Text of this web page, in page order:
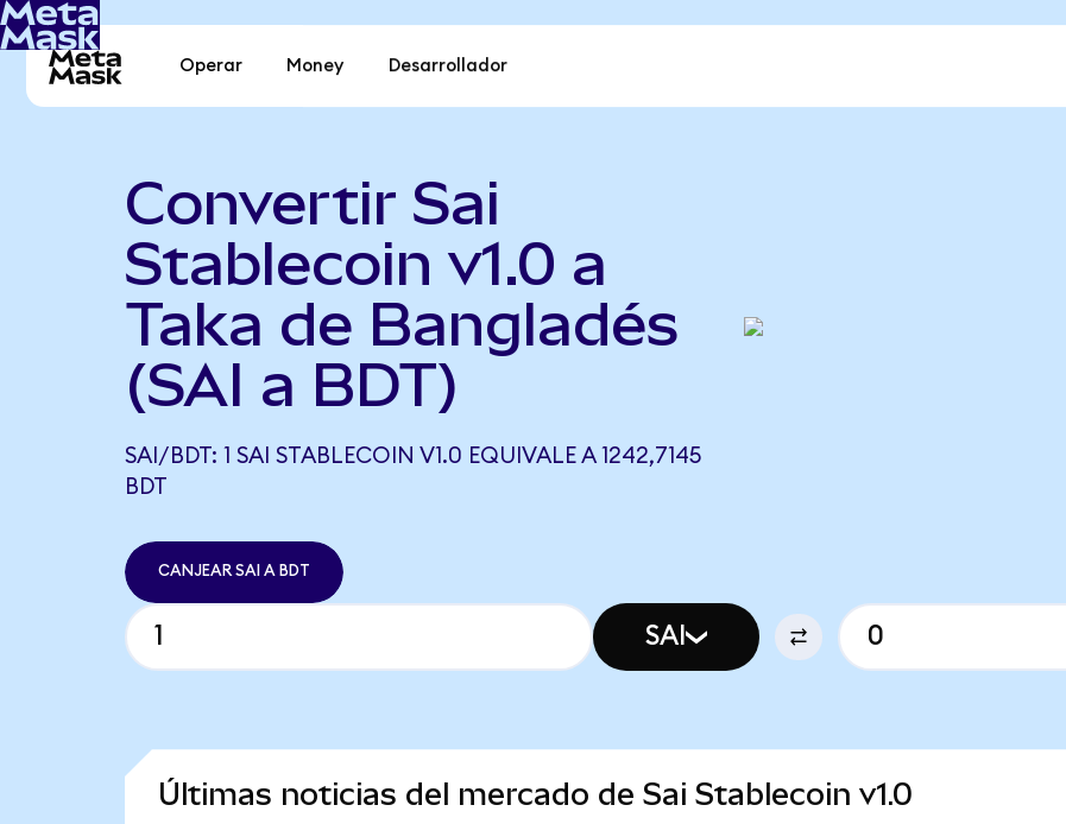
Operar Money Desarrollador
Convertir Sai
Stablecoin v1.0 a
Taka de Bangladés
(SAI a BDT)
SAI/BDT: 1 SAI STABLECOIN V1.0 EQUIVALE A 1242,7145
BDT
CANJEAR SAI A BDT
SAI
Últimas noticias del mercado de Sai Stablecoin v1.0